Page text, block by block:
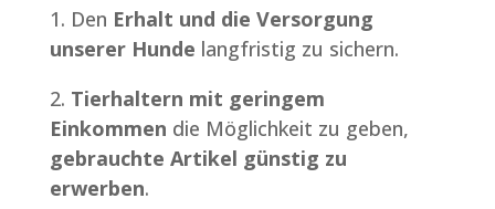
1. Den Erhalt und die Versorgung
unserer Hunde langfristig zu sichern.
2. Tierhaltern mit geringem
Einkommen die Möglichkeit zu geben,
gebrauchte Artikel günstig zu
erwerben.